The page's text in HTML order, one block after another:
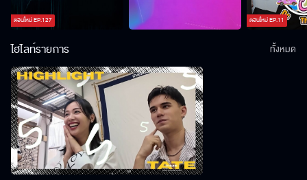
ตอนใหม่EP.127 ตอนใหม่EP.11
ไฮไลท์รายการ ทั้งหมด